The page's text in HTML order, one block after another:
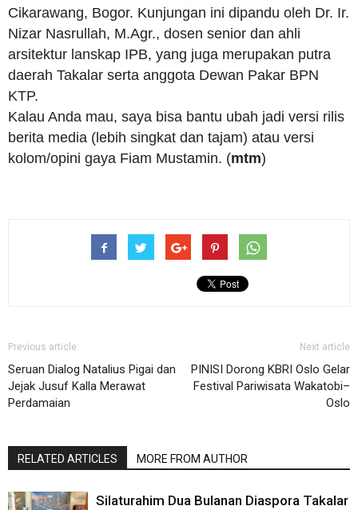
Cikarawang, Bogor. Kunjungan ini dipandu oleh Dr. Ir.
Nizar Nasrullah, M.Agr., dosen senior dan ahli
arsitektur lanskap IPB, yang juga merupakan putra
daerah Takalar serta anggota Dewan Pakar BPN
KTP.
Kalau Anda mau, saya bisa bantu ubah jadi versi rilis
berita media (lebih singkat dan tajam) atau versi
kolom/opini gaya Fiam Mustamin. (mtm)
Previous article
Seruan Dialog Natalius Pigai dan
Jejak Jusuf Kalla Merawat
Perdamaian
Next article
PINISI Dorong KBRI Oslo Gelar
Festival Pariwisata Wakatobi–
Oslo
RELATED ARTICLES MORE FROM AUTHOR
Silaturahim Dua Bulanan Diaspora Takalar